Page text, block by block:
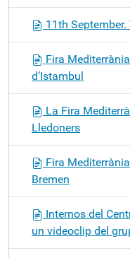
11th
Fira
d’Istambul
La Fira
Lledoners
Fira
Bremen
Internos del
un videoclip del